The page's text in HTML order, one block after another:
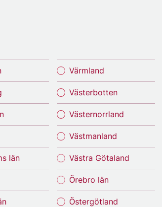
län
Värmland
Västerbotten
Västernorrland
Västmanland
Västra Götaland
Örebro län
Östergötland